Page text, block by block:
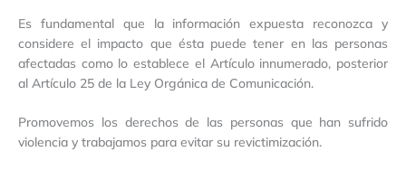
Es fundamental que la información expuesta reconozca y
considere el impacto que ésta puede tener en las personas
afectadas como lo establece el Artículo innumerado, posterior
al Artículo 25 de la Ley Orgánica de Comunicación.
Promovemos los derechos de las personas que han sufrido
violencia y trabajamos para evitar su revictimización.